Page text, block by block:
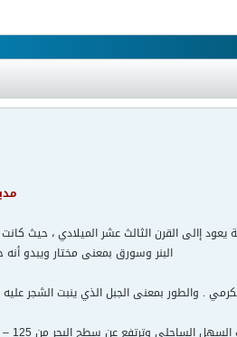
يعود إالى القرن الثالث عشر الميلادي ، حيث
البنر وسورق بمعنى مختار ويبدو
. والطور بمعنى الجبل الذي ينبت الشجر